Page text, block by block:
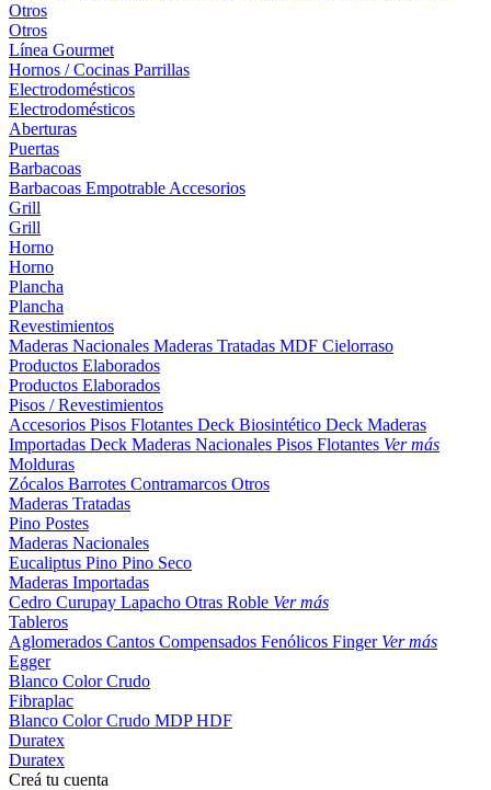
Otros
Otros
Línea Gourmet
Hornos / Cocinas Parrillas
Electrodomésticos
Electrodomésticos
Aberturas
Puertas
Barbacoas
Barbacoas Empotrable Accesorios
Grill
Grill
Horno
Horno
Plancha
Plancha
Revestimientos
Maderas Nacionales Maderas Tratadas MDF Cielorraso
Productos Elaborados
Productos Elaborados
Pisos / Revestimientos
Accesorios Pisos Flotantes Deck Biosintético Deck Maderas
Importadas Deck Maderas Nacionales Pisos Flotantes Ver más
Molduras
Zócalos Barrotes Contramarcos Otros
Maderas Tratadas
Pino Postes
Maderas Nacionales
Eucaliptus Pino Pino Seco
Maderas Importadas
Cedro Curupay Lapacho Otras Roble Ver más
Tableros
Aglomerados Cantos Compensados Fenólicos Finger Ver más
Egger
Blanco ColorCrudo
Fibraplac
Blanco ColorCrudo MDPHDF
Duratex
Duratex
Creá tu cuenta